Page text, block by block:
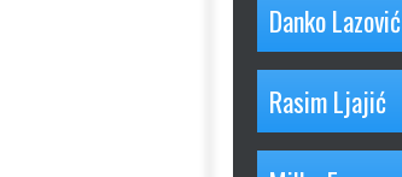
Danko Lazović
Rasim Ljajić